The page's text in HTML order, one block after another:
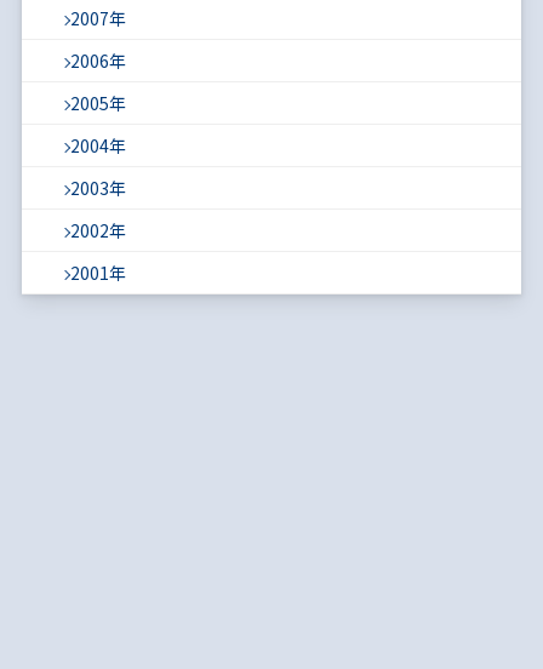
2007年
2006年
2005年
2004年
2003年
2002年
2001年